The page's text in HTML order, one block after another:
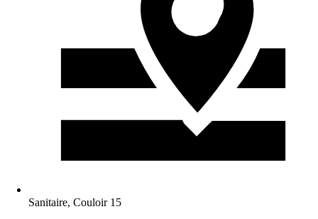
Sanitaire, Couloir 15